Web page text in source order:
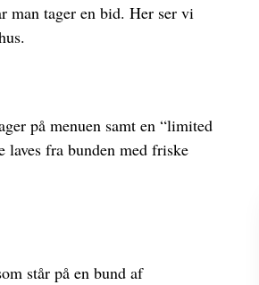
man tager en bid. Her ser vi
på menuen samt en “limited
laves fra bunden med friske
står på en bund af